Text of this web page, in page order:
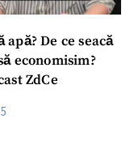
De ce seacă
economisim?
ZdCe